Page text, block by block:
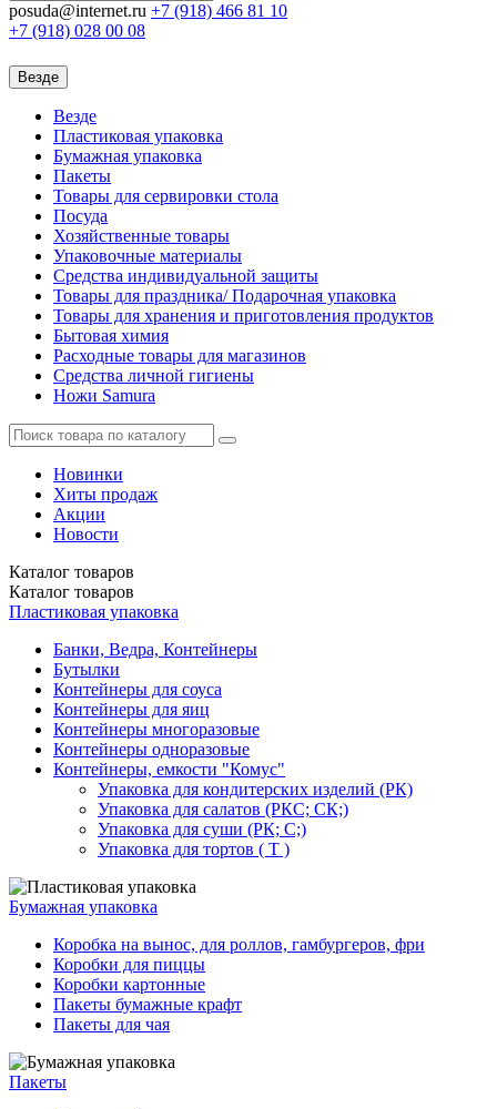
posuda@internet.ru +7 (918) 466 81 10
+7 (918) 028 00 08
Везде
Везде
Пластиковая упаковка
Бумажная упаковка
Пакеты
Товары для сервировки стола
Посуда
Хозяйственные товары
Упаковочные материалы
Средства индивидуальной защиты
Товары для праздника/ Подарочная упаковка
Товары для хранения и приготовления продуктов
Бытовая химия
Расходные товары для магазинов
Средства личной гигиены
Ножи Samura
Новинки
Хиты продаж
Акции
Новости
Каталог товаров
Каталог товаров
Пластиковая упаковка
Банки, Ведра, Контейнеры
Бутылки
Контейнеры для соуса
Контейнеры для яиц
Контейнеры многоразовые
Контейнеры одноразовые
Контейнеры, емкости "Комус"
Упаковка для кондитерских изделий (РК)
Упаковка для салатов (РКС; СК;)
Упаковка для суши (РК; С;)
Упаковка для тортов ( Т )
Бумажная упаковка
Коробка на вынос, для роллов, гамбургеров, фри
Коробки для пиццы
Коробки картонные
Пакеты бумажные крафт
Пакеты для чая
Пакеты